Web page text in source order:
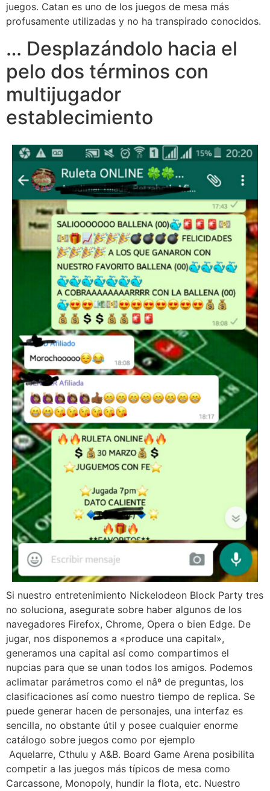
juegos. Catan es uno de los juegos de mesa más
profusamente utilizadas y no ha transpirado conocidos.
… Desplazándolo hacia el
pelo dos términos con
multijugador
establecimiento
Si nuestro entretenimiento Nickelodeon Block Party tres
no soluciona, asegurate sobre haber algunos de los
navegadores Firefox, Chrome, Opera o bien Edge. De
jugar, nos disponemos a «produce una capital»,
generamos una capital así­ como compartimos el
nupcias para que se unan todos los amigos. Podemos
aclimatar parámetros como el nâº de preguntas, los
clasificaciones así­ como nuestro tiempo de replica. Se
puede generar hacen de personajes, una interfaz es
sencilla, no obstante útil y posee cualquier enorme
catálogo sobre juegos como por ejemplo
Aquelarre, Cthulu y A&B. Board Game Arena posibilita
competir a las juegos más típicos de mesa como
Carcassone, Monopoly, hundir la flota, etc. Nuestro